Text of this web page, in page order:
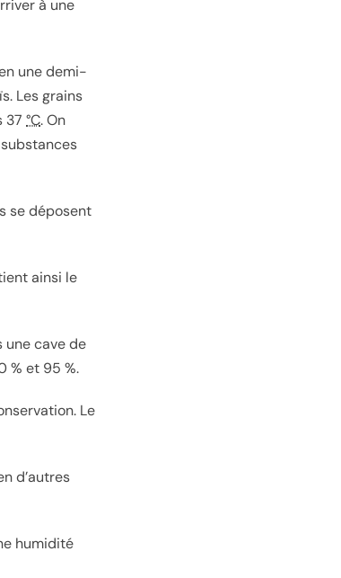
à une
une demi-
Les grains
37 °C. On
se déposent
ainsi le
une cave de
% et 95 %.
Le
d’autres
humidité